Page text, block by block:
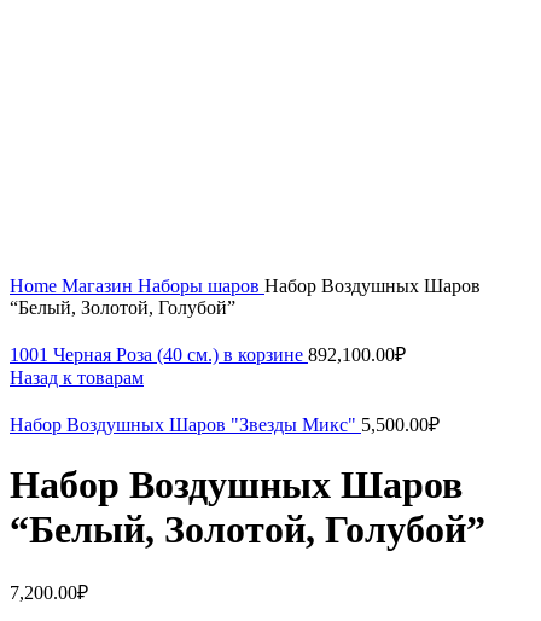
Home Магазин Наборы шаров Набор Воздушных Шаров
“Белый, Золотой, Голубой”
1001 Черная Роза (40 см.) в корзине 892,100.00₽
Назад к товарам
Набор Воздушных Шаров "Звезды Микс" 5,500.00₽
Набор Воздушных Шаров
“Белый, Золотой, Голубой”
7,200.00₽